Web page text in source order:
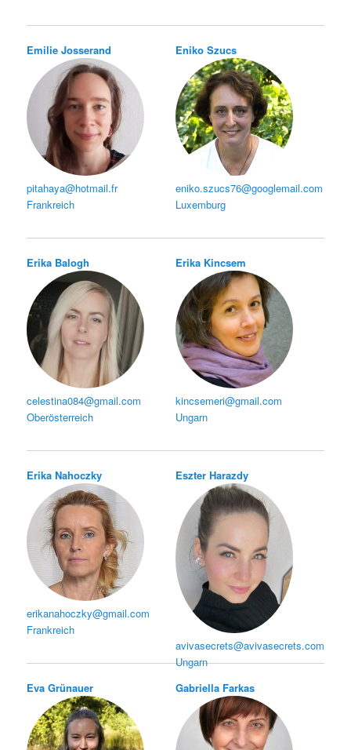
Emilie Josserand
pitahaya@hotmail.fr
Frankreich
Eniko Szucs
eniko.szucs76@googlemail.com
Luxemburg
Erika Balogh
celestina084@gmail.com
Oberösterreich
Erika Kincsem
kincsemeri@gmail.com
Ungarn
Erika Nahoczky
erikanahoczky@gmail.com
Frankreich
Eszter Harazdy
avivasecrets@avivasecrets.com
Ungarn
Eva Grünauer
Gabriella Farkas